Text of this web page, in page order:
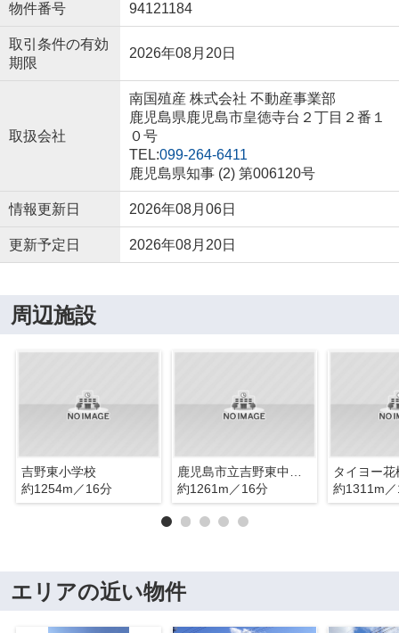
物件番号 94121184
取引条件の有効
期限
2026年08月20日
取扱会社
南国殖産 株式会社 不動産事業部
鹿児島県鹿児島市皇徳寺台２丁目２番１
０号
TEL:099-264-6411
鹿児島県知事 (2) 第006120号
情報更新日 2026年08月06日
更新予定日 2026年08月20日
周辺施設
吉野東小学校
約1254m／16分
約1261m／16分
タイヨー花
約1311m
エリアの近い物件